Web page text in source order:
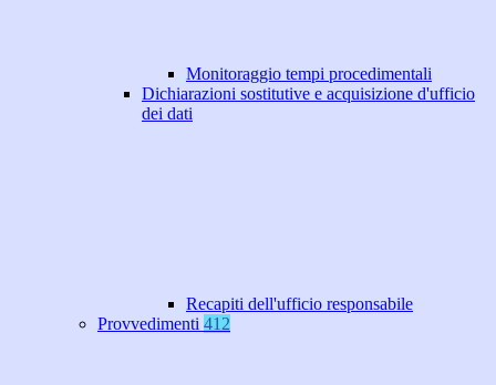
Monitoraggio tempi procedimentali
Dichiarazioni sostitutive e acquisizione d'ufficio
dei dati
Recapiti dell'ufficio responsabile
Provvedimenti 412